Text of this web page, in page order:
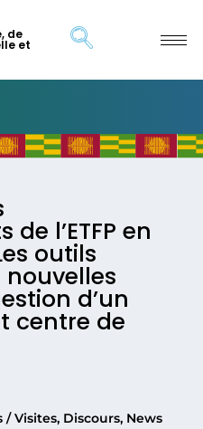
de
et
l’ETFP en
outils
d’un
centre de
/ Visites, Discours, News